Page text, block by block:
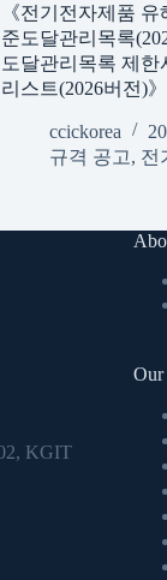
《전기전자제품
준도달관리목록
도달관리목록 제
리스트(2026버전)
ccickorea
규격 공고, 전
KGIT
Our